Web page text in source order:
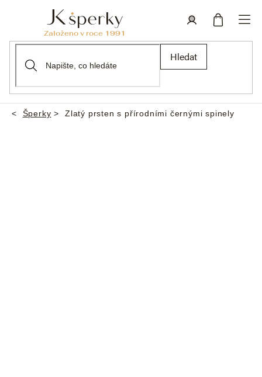
Hledat
Domů
Šperky Zlatý prsten s přírodními černými spinely